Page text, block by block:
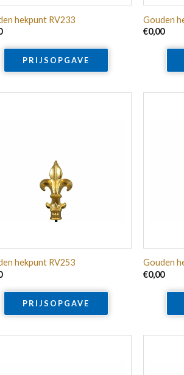
hekpunt RV233
PRIJSOPGAVE
Gouden
€0,00
hekpunt RV253
PRIJSOPGAVE
Gouden
€0,00